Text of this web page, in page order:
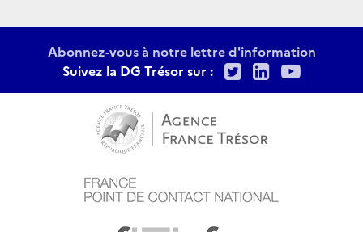
Abonnez-vous à notre lettre d'information
Suivez la DG Trésor sur :
TwitterLinkedIn